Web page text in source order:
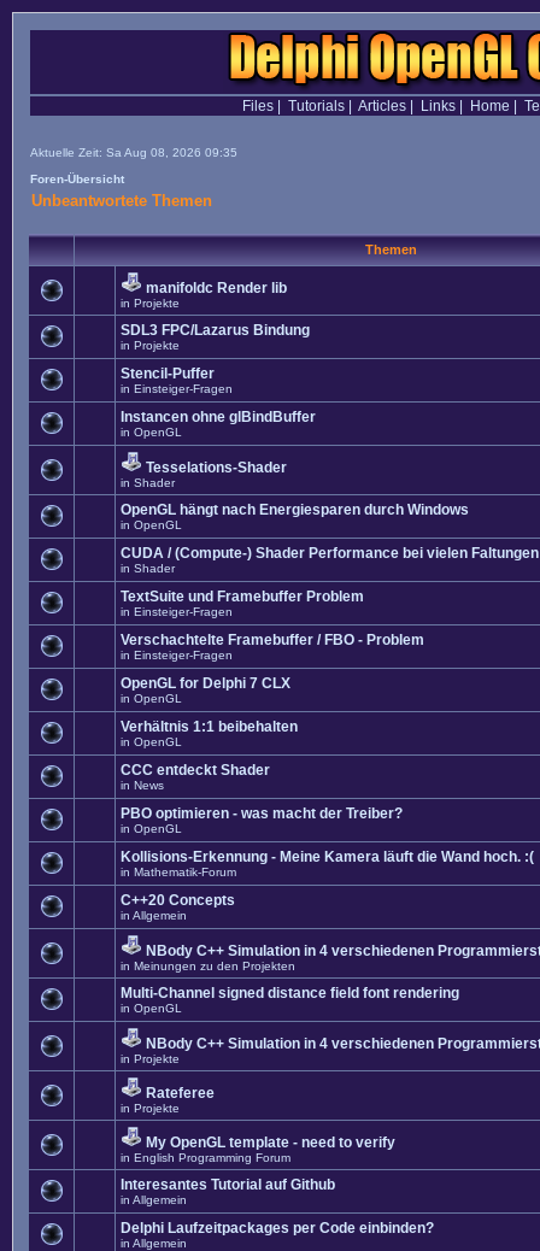
Files| Tutorials| Articles| Links| Home
Aktuelle Zeit: Sa Aug 08, 2026 09:35
Foren-Übersicht
Unbeantwortete Themen
Themen
manifoldc Render lib
in Projekte
SDL3 FPC/Lazarus Bindung
in Projekte
Stencil-Puffer
in Einsteiger-Fragen
Instancen ohne glBindBuffer
in OpenGL
Tesselations-Shader
in Shader
OpenGL hängt nach Energiesparen durch Windows
in OpenGL
CUDA / (Compute-) Shader Performance bei vielen Faltungen
in Shader
TextSuite und Framebuffer Problem
in Einsteiger-Fragen
Verschachtelte Framebuffer / FBO - Problem
in Einsteiger-Fragen
OpenGL for Delphi 7 CLX
in OpenGL
Verhältnis 1:1 beibehalten
in OpenGL
CCC entdeckt Shader
in News
PBO optimieren - was macht der Treiber?
in OpenGL
Kollisions-Erkennung - Meine Kamera läuft die Wand hoch. :(
in Mathematik-Forum
C++20 Concepts
in Allgemein
NBody C++ Simulation in 4 verschiedenen
in Meinungen zu den Projekten
Multi-Channel signed distance field font rendering
in OpenGL
NBody C++ Simulation in 4 verschiedenen
in Projekte
Rateferee
in Projekte
My OpenGL template - need to verify
in English Programming Forum
Interesantes Tutorial auf Github
in Allgemein
Delphi Laufzeitpackages per Code einbinden?
in Allgemein